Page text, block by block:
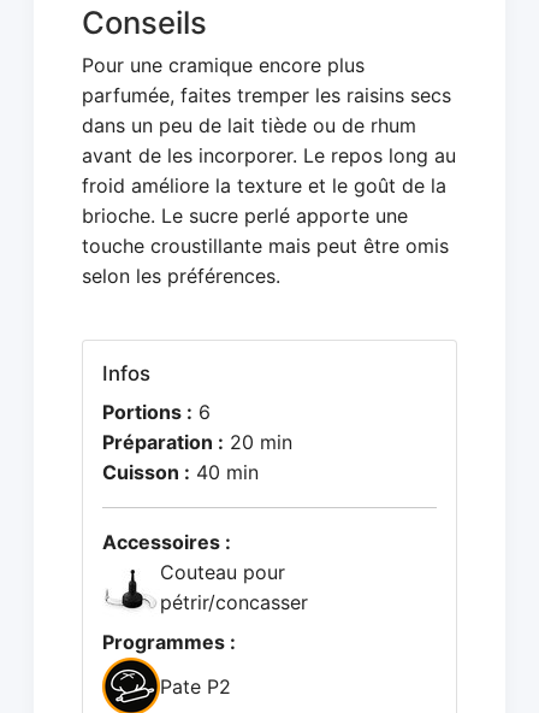
Conseils
Pour une cramique encore plus
parfumée, faites tremper les raisins secs
dans un peu de lait tiède ou de rhum
avant de les incorporer. Le repos long au
froid améliore la texture et le goût de la
brioche. Le sucre perlé apporte une
touche croustillante mais peut être omis
selon les préférences.
Infos
Portions : 6
Préparation : 20 min
Cuisson : 40 min
Accessoires :
Couteau pour
pétrir/concasser
Programmes :
Pate P2